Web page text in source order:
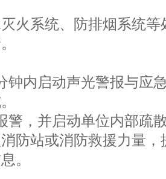
火系统、防排烟系统
钟内启动声光警报与应
警，并启动单位内部疏
防站或消防救援力量
。